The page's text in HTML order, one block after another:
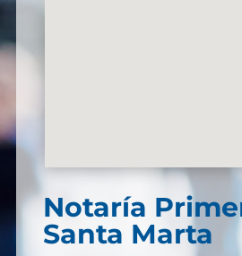
Notaría
Santa Marta